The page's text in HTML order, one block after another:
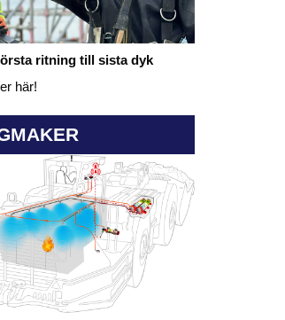
ritning till sista dyk
här!